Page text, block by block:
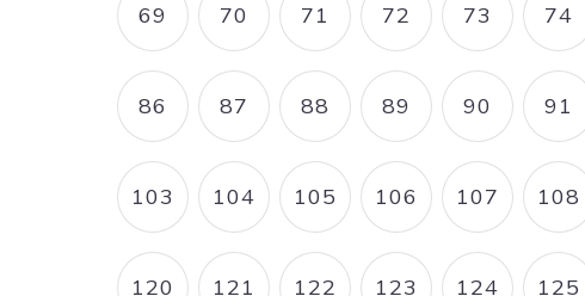
PAGE
69 PAGE
70 PAGE
71 PAGE
72 PAGE
73 74
PAGE
86 PAGE
87 PAGE
88 PAGE
89 PAGE
90 91
PAGE
103 PAGE
104 PAGE
105 PAGE
106 PAGE
107 108
120 121 122 123 124 125